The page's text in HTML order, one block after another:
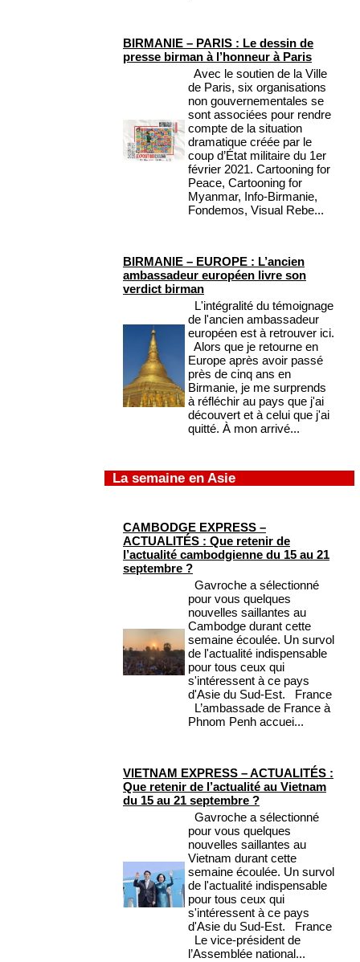
BIRMANIE – PARIS : Le dessin de
presse birman à l’honneur à Paris
Avec le soutien de la Ville
de Paris, six organisations
non gouvernementales se
sont associées pour rendre
compte de la situation
dramatique créée par le
coup d’État militaire du 1er
février 2021. Cartooning for
Peace, Cartooning for
Myanmar, Info-Birmanie,
Fondemos, Visual Rebe...
BIRMANIE – EUROPE : L’ancien
ambassadeur européen livre son
verdict birman
L'intégralité du témoignage
de l'ancien ambassadeur
européen est à retrouver ici.
Alors que je retourne en
Europe après avoir passé
près de cinq ans en
Birmanie, je me surprends
à réfléchir au pays que j'ai
découvert et à celui que j'ai
quitté. À mon arrivé...
La semaine en Asie
CAMBODGE EXPRESS –
ACTUALITÉS : Que retenir de
l’actualité cambodgienne du 15 au 21
septembre ?
Gavroche a sélectionné
pour vous quelques
nouvelles saillantes au
Cambodge durant cette
semaine écoulée. Un survol
de l'actualité indispensable
pour tous ceux qui
s'intéressent à ce pays
d'Asie du Sud-Est. France
L’ambassade de France à
Phnom Penh accuei...
VIETNAM EXPRESS – ACTUALITÉS :
Que retenir de l’actualité au Vietnam
du 15 au 21 septembre ?
Gavroche a sélectionné
pour vous quelques
nouvelles saillantes au
Vietnam durant cette
semaine écoulée. Un survol
de l'actualité indispensable
pour tous ceux qui
s'intéressent à ce pays
d'Asie du Sud-Est. France
Le vice-président de
l’Assemblée national...